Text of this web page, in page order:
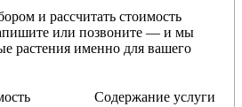
и рассчитать стоимость
или позвоните — и мы
растения именно для вашего
Содержание услуги